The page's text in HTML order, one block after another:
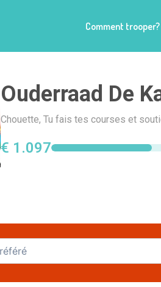
Comment trooper?
Ouderraad De
Chouette, Tu fais tes courses et
€ 1.097